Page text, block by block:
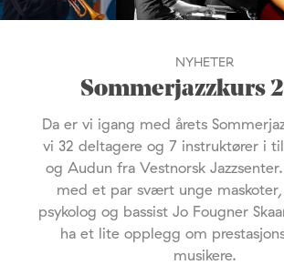
NYHETER
Sommerjazzkurs
Da er vi igang med årets
vi 32 deltagere og 7 instruktører i
og Audun fra Vestnorsk
med et par svært unge
psykolog og bassist Jo Fougner
ha et lite opplegg om
musikere.